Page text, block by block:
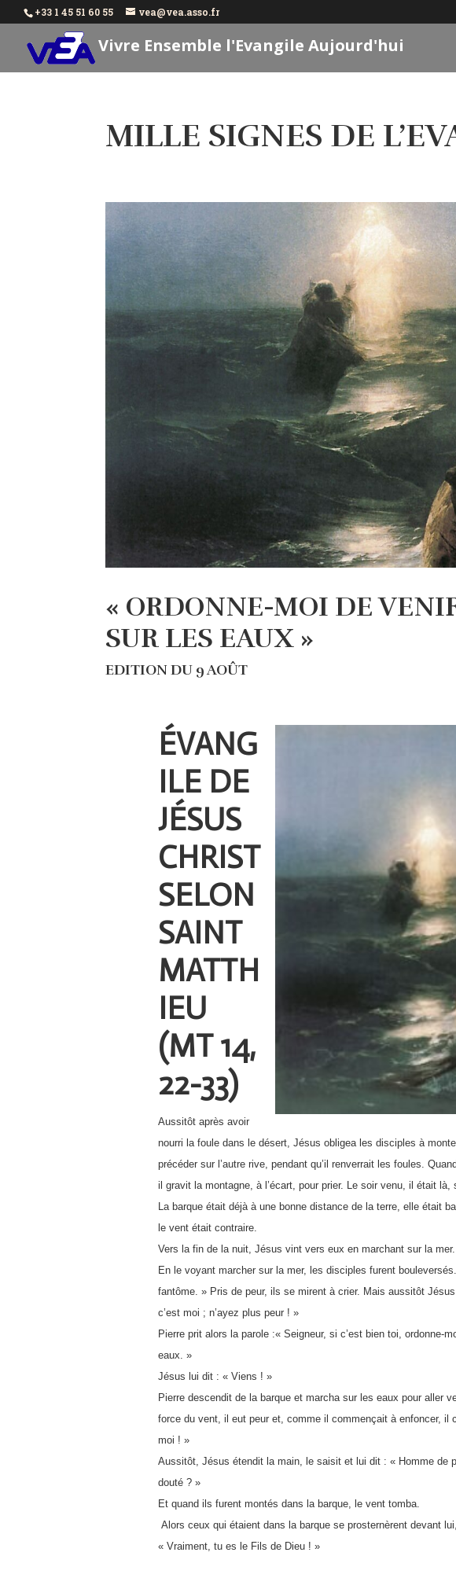
+33 1 45 51 60 55 vea@vea.asso.fr
Vivre Ensemble l'Evangile Aujourd'hui
MILLE SIGNES DE
« ORDONNE-MOI DE
SUR LES EAUX »
EDITION DU 9 AOÛT
ÉVANG
ILE DE
JÉSUS
CHRIST
SELON
SAINT
MATTH
IEU
(MT 14,
22-33)
Aussitôt après avoir
nourri la foule dans le désert, Jésus obligea les disciples à
précéder sur l’autre rive, pendant qu’il renverrait les foules.
il gravit la montagne, à l’écart, pour prier. Le soir venu, il était là,
La barque était déjà à une bonne distance de la terre, elle était
le vent était contraire.
Vers la fin de la nuit, Jésus vint vers eux en marchant sur la mer.
En le voyant marcher sur la mer, les disciples furent
fantôme. » Pris de peur, ils se mirent à crier. Mais aussitôt
c’est moi ; n’ayez plus peur ! »
Pierre prit alors la parole :« Seigneur, si c’est bien toi, ordonne-
eaux. »
Jésus lui dit : « Viens ! »
Pierre descendit de la barque et marcha sur les eaux pour aller
force du vent, il eut peur et, comme il commençait à enfoncer, il
moi ! »
Aussitôt, Jésus étendit la main, le saisit et lui dit : « Homme de
douté ? »
Et quand ils furent montés dans la barque, le vent tomba.
Alors ceux qui étaient dans la barque se prosternèrent devant
« Vraiment, tu es le Fils de Dieu ! »